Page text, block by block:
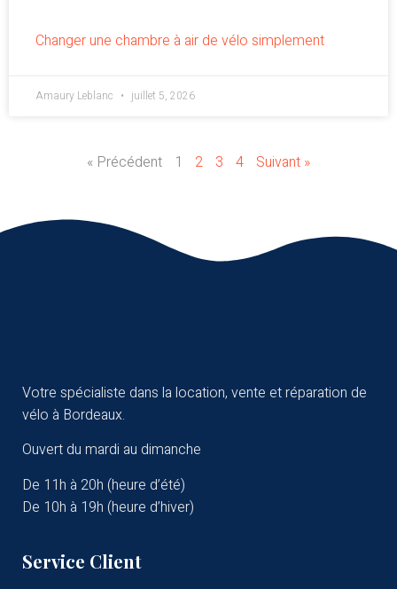
Changer une chambre à air de vélo simplement
Amaury Leblanc juillet 5, 2026
« Précédent 1 2 3 4 Suivant »
Votre spécialiste dans la location, vente et réparation de
vélo à Bordeaux.
Ouvert du mardi au dimanche
De 11h à 20h (heure d’été)
De 10h à 19h (heure d’hiver)
Service Client